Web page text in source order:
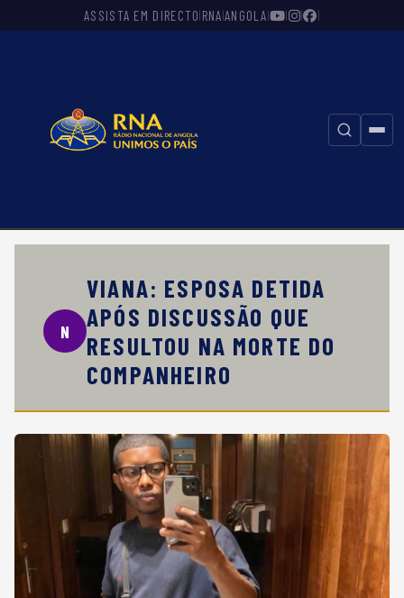
ASSISTA EM DIRECTO|RNA|ANGOLA| | | |
⚲
N
VIANA: ESPOSA DETIDA
APÓS DISCUSSÃO QUE
RESULTOU NA MORTE DO
COMPANHEIRO